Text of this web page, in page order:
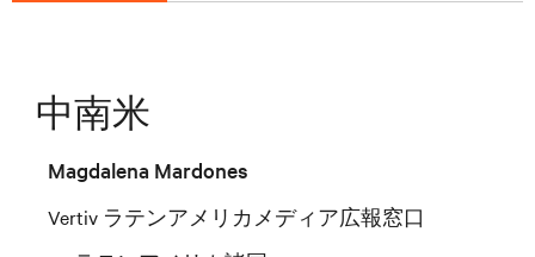
中南米
Magdalena Mardones
Vertiv ラテンアメリカメディア広報窓口